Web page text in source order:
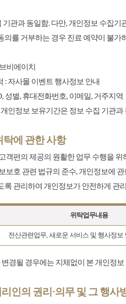
관과 동일함. 다만, 개인정보 수집기
를 거부하는 경우 진료 예약이 불가
비에이치
: 자사몰 이벤트 행사정보 안내
성별, 휴대전화번호, 이메일, 거주지역
인정보 보유기간은 정보 수집 기관
탁에 관한 사항
객편의 제공의 원활한 업무 수행을
호 관련 법규의 준수, 개인정보에
록 관리하여 개인정보가 안전하게 관
위탁업무내용
전산관련업무, 새로운 서비스 및 행사정보
경될 경우에는 지체없이 본 개인정
인의 권리·의무 및 그 행사